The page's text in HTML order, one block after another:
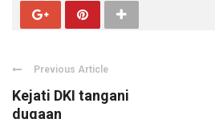
Previous Article
Kejati DKI tangani
dugaan